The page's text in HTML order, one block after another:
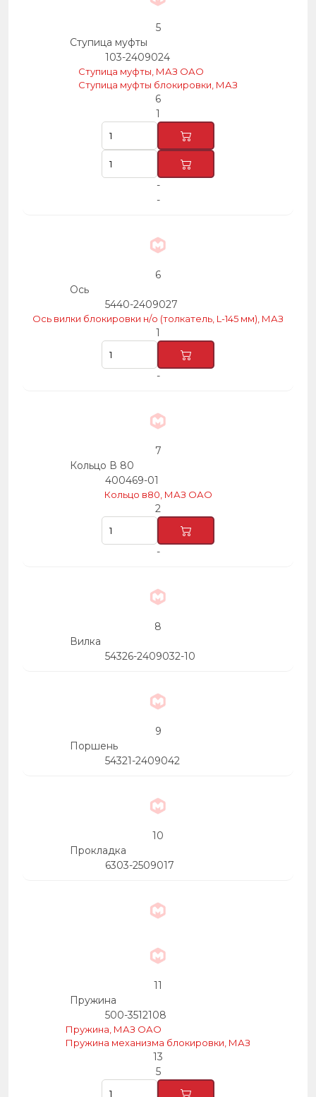
5
Ступица муфты
103-2409024
Ступица муфты, МАЗ ОАО
Ступица муфты блокировки, МАЗ
6
1
-
-
6
Ось
5440-2409027
Ось вилки блокировки н/о (толкатель, L-145 мм), МАЗ
1
-
7
Кольцо В 80
400469-01
Кольцо в80, МАЗ ОАО
2
-
8
Вилка
54326-2409032-10
9
Поршень
54321-2409042
10
Прокладка
6303-2509017
11
Пружина
500-3512108
Пружина, МАЗ ОАО
Пружина механизма блокировки, МАЗ
13
5